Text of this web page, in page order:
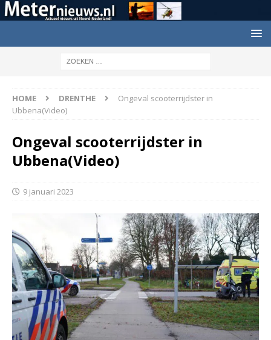
HOME DRENTHE
Ongeval scooterrijdster in
Ubbena(Video)
Ongeval scooterrijdster in
Ubbena(Video)
9 januari 2023